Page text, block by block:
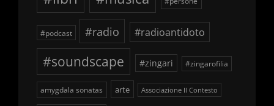
#podcast #radio #radioantidoto
#soundscape #zingari #zingarofilia
amygdala sonatas arte Associazione Il Contesto